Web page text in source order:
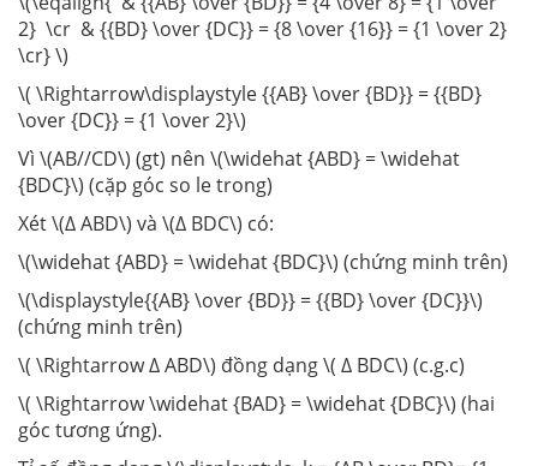
2} \cr & {{BD} \over {DC}} = {8 \over {16}} = {1 \over 2}
\cr} \)
\( \Rightarrow\displaystyle {{AB} \over {BD}} = {{BD}
\over {DC}} = {1 \over 2}\)
Vì \(AB//CD\) (gt) nên \(\widehat {ABD} = \widehat
{BDC}\) (cặp góc so le trong)
Xét \(∆ ABD\) và \(∆ BDC\) có:
\(\widehat {ABD} = \widehat {BDC}\) (chứng minh trên)
\(\displaystyle{{AB} \over {BD}} = {{BD} \over {DC}}\)
(chứng minh trên)
\( \Rightarrow ∆ ABD\) đồng dạng \( ∆ BDC\) (c.g.c)
\( \Rightarrow \widehat {BAD} = \widehat {DBC}\) (hai
góc tương ứng).